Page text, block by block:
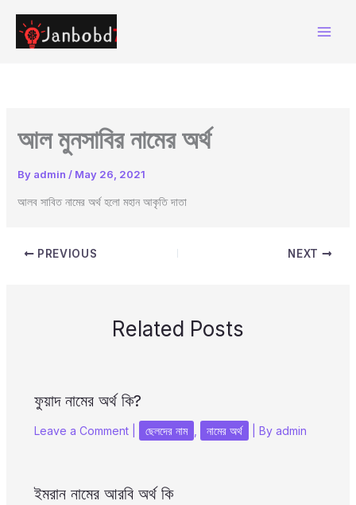
content
আল মুনসাবির নামের অর্থ
By admin / May 26, 2021
আলব সাবিত নামের অর্থ হলো মহান আকৃতি দাতা
PREVIOUS NEXT
Related Posts
ফুয়াদ নামের অর্থ কি?
Leave a Comment ছেলদের নাম নামের অর্থ | By admin
ইমরান নামের আরবি অর্থ কি